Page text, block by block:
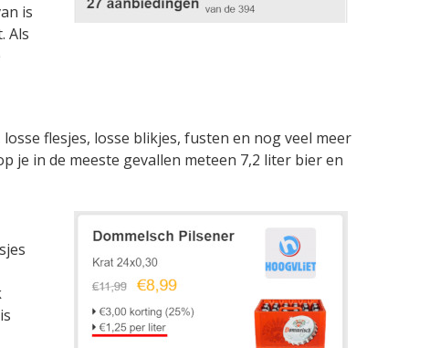
is
Als
flesjes, losse blikjes, fusten en nog veel meer
je in de meeste gevallen meteen 7,2 liter bier en